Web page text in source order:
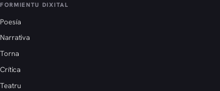
FORMIENTU DIXITAL
Poesía
Narrativa
Torna
Crítica
Teatru